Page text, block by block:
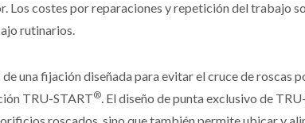
Los costes por reparaciones y repetición del trabajo
rutinarios.
una fijación diseñada para evitar el cruce de roscas
TRU-START®. El diseño de punta exclusivo de